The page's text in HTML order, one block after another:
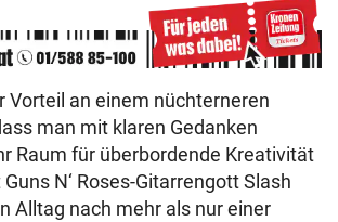
Vorteil an einem nüchterneren
man mit klaren Gedanken
Raum für überbordende Kreativität
N‘ Roses-Gitarrengott Slash
Alltag nach mehr als nur einer